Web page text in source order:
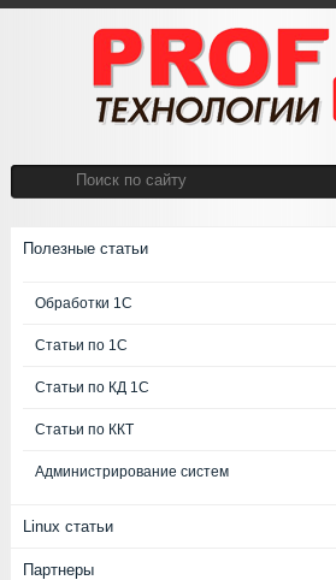
Полезные статьи
Обработки 1С
Статьи по 1С
Статьи по КД 1С
Статьи по ККТ
Администрирование систем
Linux статьи
Партнеры